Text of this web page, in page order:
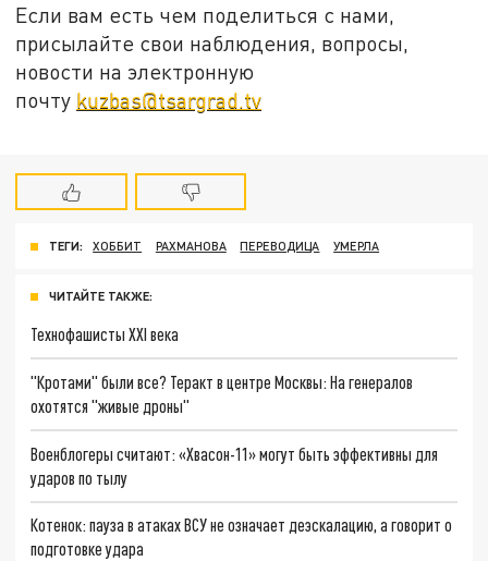
Если вам есть чем поделиться с нами,
присылайте свои наблюдения, вопросы,
новости на электронную
почту kuzbas@tsargrad.tv
ТЕГИ: ХОББИТ РАХМАНОВА ПЕРЕВОДИЦА УМЕРЛА
ЧИТАЙТЕ ТАКЖЕ:
Технофашисты XXI века
"Кротами" были все? Теракт в центре Москвы: На генералов
охотятся "живые дроны"
Военблогеры считают: «Хвасон-11» могут быть эффективны для
ударов по тылу
Котенок: пауза в атаках ВСУ не означает деэскалацию, а говорит о
подготовке удара